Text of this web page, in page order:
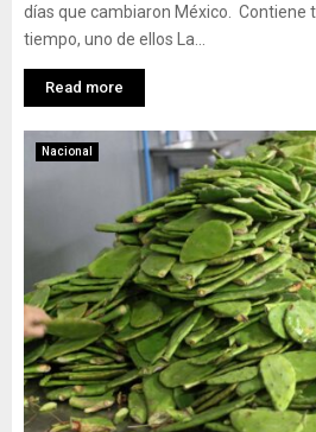
días que cambiaron México. Contiene
tiempo, uno de ellos La...
Read more
Nacional